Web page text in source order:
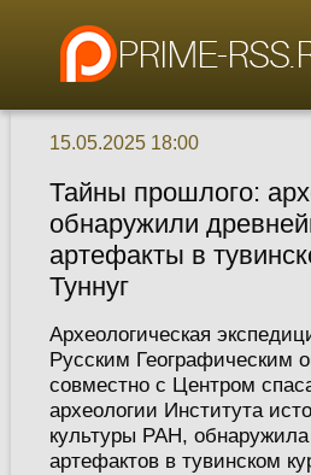
15.05.2025 18:00
Тайны прошлого:
обнаружили
артефакты в
Туннуг
Археологическая
Русским Географическим
совместно с Центром
археологии Института
культуры РАН,
артефактов в тувинском